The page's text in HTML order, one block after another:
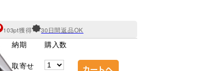
103pt獲得 30日間返品OK
納期 購入数
取寄せ